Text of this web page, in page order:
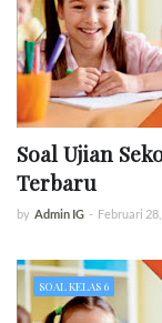
Soal Ujian
Terbaru
by Admin IG - Februari
SOAL KELAS 6